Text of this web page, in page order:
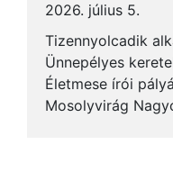
2026. július 5.
Tizennyolcadik
Ünnepélyes
Életmese írói
Mosolyvirág